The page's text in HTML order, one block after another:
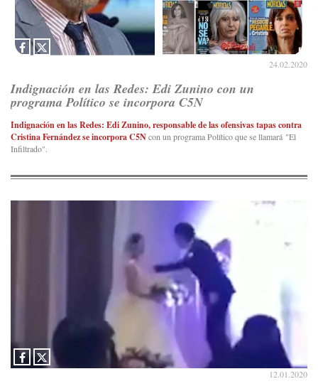
24.02.2020
Indignación en las Redes: Edi Zunino con un
programa Político se incorpora C5N
Indignación en las Redes: Edi Zunino, responsable de las ofensivas tapas contra
Cristina Fernández se incorpora C5Ncon un programa Político que se llamará "El
Infiltrado".
12.01.2020